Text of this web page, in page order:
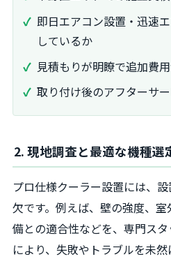
即日エアコン設置・迅速
しているか
見積もりが明瞭で追加費
取り付け後のアフターサ
2. 現地調査と最適な機種選
プロ仕様クーラー設置には、
欠です。例えば、壁の強度、
備との適合性などを、専門ス
により、失敗やトラブルを未然